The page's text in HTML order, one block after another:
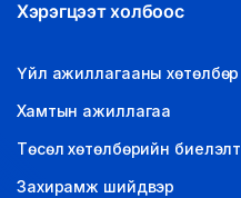
Хэрэгцээт холбоос
Үйл ажиллагааны хөтөлбөр
Хамтын ажиллагаа
Төсөл хөтөлбөрийн биелэлт
Захирамж шийдвэр